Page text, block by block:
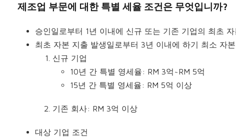
제조업 부문에 대한 특별 세율 조건은 무엇입니까?
승인일로부터 1년 이내에 신규 또는 기존 기업의 최초
최초 자본 지출 발생일로부터 3년 이내에 하기 최소 자
신규 기업
10년 간 특별 영세율: RM 3억~RM 5억
15년 간 특별 영세율: RM 5억 이상
기존 회사: RM 3억 이상
대상 기업 조건